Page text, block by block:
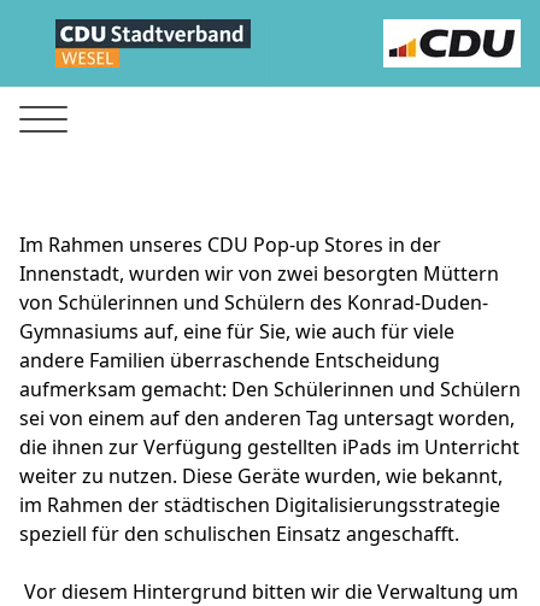
Im Rahmen unseres CDU Pop-up Stores in der
Innenstadt, wurden wir von zwei besorgten Müttern
von Schülerinnen und Schülern des Konrad-Duden-
Gymnasiums auf, eine für Sie, wie auch für viele
andere Familien überraschende Entscheidung
aufmerksam gemacht: Den Schülerinnen und Schülern
sei von einem auf den anderen Tag untersagt worden,
die ihnen zur Verfügung gestellten iPads im Unterricht
weiter zu nutzen. Diese Geräte wurden, wie bekannt,
im Rahmen der städtischen Digitalisierungsstrategie
speziell für den schulischen Einsatz angeschafft.
Vor diesem Hintergrund bitten wir die Verwaltung um